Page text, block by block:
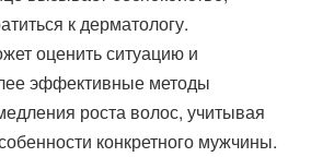
к дерматологу.
оценить ситуацию и
эффективные методы
роста волос, учитывая
конкретного мужчины.